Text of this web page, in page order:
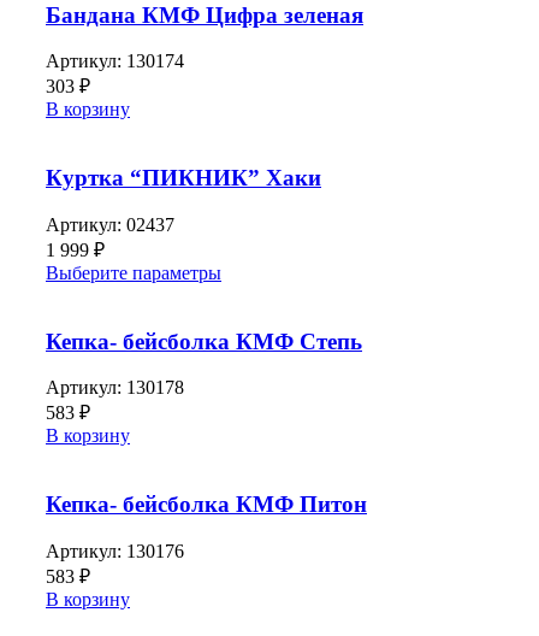
Бандана КМФ Цифра зеленая
Артикул: 130174
303 ₽
В корзину
Куртка “ПИКНИК” Хаки
Артикул: 02437
1 999 ₽
Выберите параметры
Кепка- бейсболка КМФ Степь
Артикул: 130178
583 ₽
В корзину
Кепка- бейсболка КМФ Питон
Артикул: 130176
583 ₽
В корзину